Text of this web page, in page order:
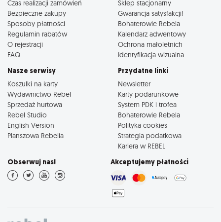
Czas realizacji zamówień
Bezpieczne zakupy
Sposoby płatności
Regulamin rabatów
O rejestracji
FAQ
Sklep stacjonarny
Gwarancja satysfakcji!
Bohaterowie Rebela
Kalendarz adwentowy
Ochrona małoletnich
Identyfikacja wizualna
Nasze serwisy
Koszulki na karty
Wydawnictwo Rebel
Sprzedaż hurtowa
Rebel Studio
English Version
Planszowa Rebelia
Przydatne linki
Newsletter
Karty podarunkowe
System PDK i trofea
Bohaterowie Rebela
Polityka cookies
Strategia podatkowa
Kariera w REBEL
Obserwuj nas! Akceptujemy płatności